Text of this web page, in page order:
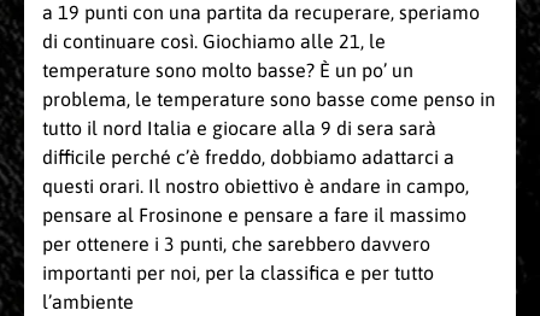
a 19 punti con una partita da recuperare, speriamo
di continuare così. Giochiamo alle 21, le
temperature sono molto basse? È un po’ un
problema, le temperature sono basse come penso in
tutto il nord Italia e giocare alla 9 di sera sarà
difficile perché c’è freddo, dobbiamo adattarci a
questi orari. Il nostro obiettivo è andare in campo,
pensare al Frosinone e pensare a fare il massimo
per ottenere i 3 punti, che sarebbero davvero
importanti per noi, per la classifica e per tutto
l’ambiente